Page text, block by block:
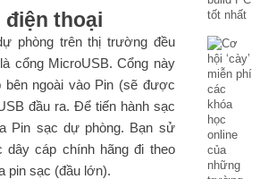
điện thoại
phòng trên thị trường đều
cổng MicroUSB. Cổng này
ngoài vào Pin (sẽ được
đầu ra. Để tiến hành sạc
Pin sạc dự phòng. Bạn sử
cáp chính hãng đi theo
pin sạc (đầu lớn).